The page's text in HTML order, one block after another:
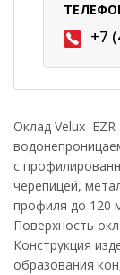
+7
Оклад Velux
с
черепицей,
профиля до 120
Поверхность
Конструкция
образования